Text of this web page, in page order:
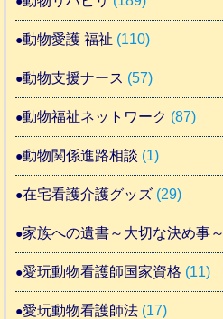
動物愛護 福祉 (110)
動物支援ナース (57)
動物福祉ネットワーク (87)
動物関係進路相談 (1)
在宅看護介護グッズ (29)
家族への遺書～大切な決め事～
愛玩動物看護師国家資格 (11)
愛玩動物看護師法 (17)